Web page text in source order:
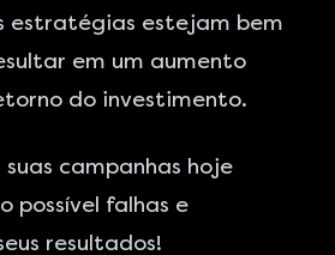
estratégias estejam bem
em um aumento
do investimento.
campanhas hoje
possível falhas e
resultados!